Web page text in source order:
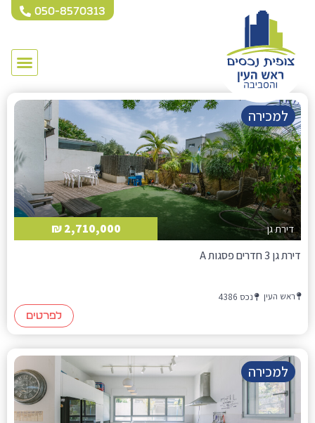
050-8570313
למכירה
דירת גן 2,710,000 ₪
דירת גן 3 חדרים פסגות A
ראש העין נכס 4386
לפרטים
למכירה